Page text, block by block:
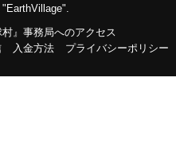
村』事務局へのアクセス
入金方法 プライバシーポリシー